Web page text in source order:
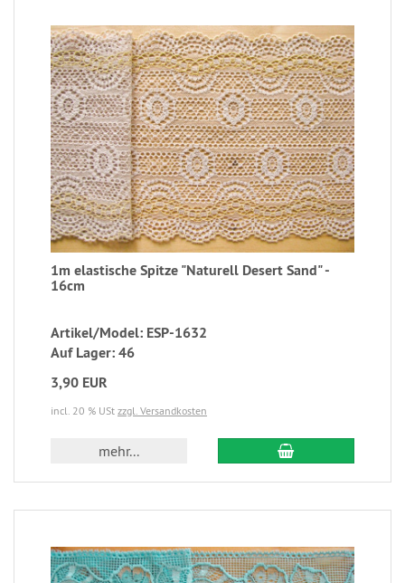
1m elastische Spitze "Naturell Desert Sand" -
16cm
Artikel/Model: ESP-1632
Auf Lager: 46
3,90 EUR
incl. 20 % USt zzgl. Versandkosten
mehr...